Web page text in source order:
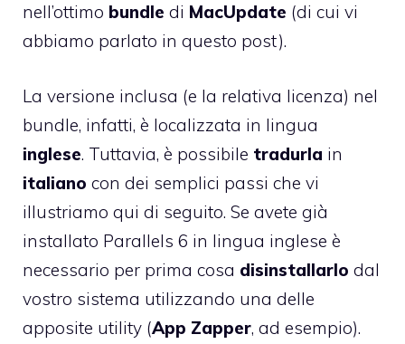
nell’ottimo bundle di MacUpdate (di cui vi
abbiamo parlato in questo post).
La versione inclusa (e la relativa licenza) nel
bundle, infatti, è localizzata in lingua
inglese. Tuttavia, è possibile tradurla in
italiano con dei semplici passi che vi
illustriamo qui di seguito. Se avete già
installato Parallels 6 in lingua inglese è
necessario per prima cosa disinstallarlo dal
vostro sistema utilizzando una delle
apposite utility (App Zapper, ad esempio).